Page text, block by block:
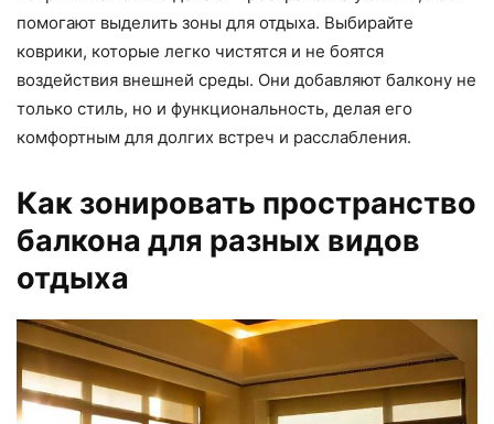
помогают выделить зоны для отдыха. Выбирайте
коврики, которые легко чистятся и не боятся
воздействия внешней среды. Они добавляют балкону не
только стиль, но и функциональность, делая его
комфортным для долгих встреч и расслабления.
Как зонировать пространство
балкона для разных видов
отдыха